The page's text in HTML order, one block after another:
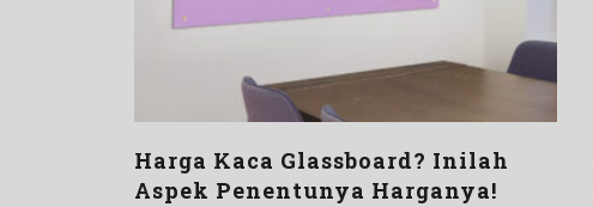
Harga Kaca Glassboard? Inilah
Aspek Penentunya Harganya!